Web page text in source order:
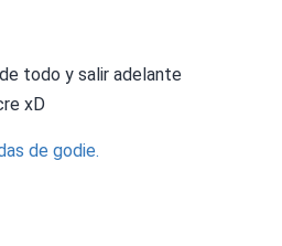
todo y salir adelante
xD
de godie.